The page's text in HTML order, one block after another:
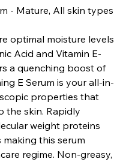
- Mature, All skin types
optimal moisture levels
Acid and Vitamin E-
a quenching boost of
E Serum is your all-in-
properties that
the skin. Rapidly
weight proteins
this serum
regime. Non-greasy,